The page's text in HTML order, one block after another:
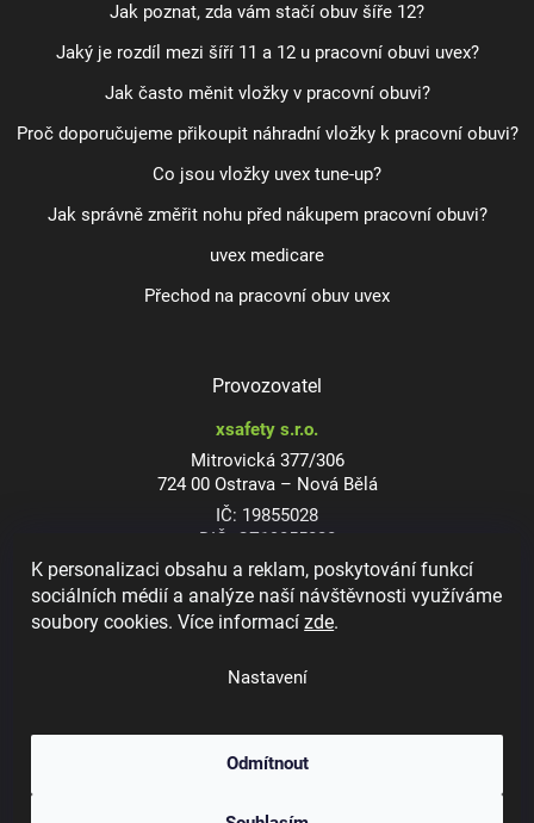
K personalizaci obsahu a reklam, poskytování funkcí
sociálních médií a analýze naší návštěvnosti využíváme
soubory cookies. Více informacízde.
Nastavení
Odmítnout
Jak poznat, zda vám stačí obuv šíře 12?
Jaký je rozdíl mezi šíří 11 a 12 u pracovní obuvi uvex?
Jak často měnit vložky v pracovní obuvi?
Proč doporučujeme přikoupit náhradní vložky k pracovní obuvi?
Co jsou vložky uvex tune-up?
Jak správně změřit nohu před nákupem pracovní obuvi?
uvex medicare
Přechod na pracovní obuv uvex
Provozovatel
xsafety s.r.o.
Mitrovická 377/306
724 00 Ostrava – Nová Bělá
IČ: 19855028
DIČ: CZ19855028
Dioptrické ochranné brýle